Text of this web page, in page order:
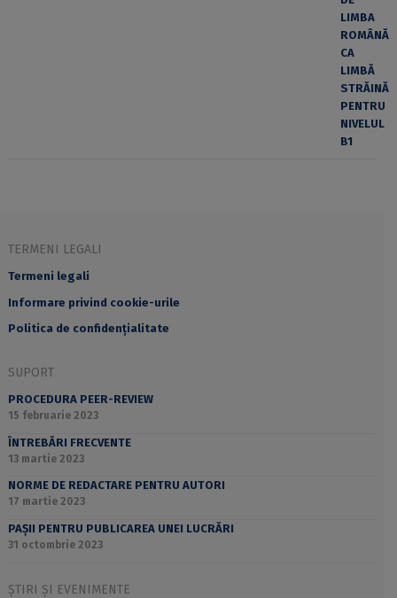
TERMENI LEGALI
Termeni legali
Informare privind cookie-urile
Politica de confidențialitate
SUPORT
PROCEDURA PEER-REVIEW
15 februarie 2023
ÎNTREBĂRI FRECVENTE
13 martie 2023
NORME DE REDACTARE PENTRU AUTORI
17 martie 2023
PAȘII PENTRU PUBLICAREA UNEI LUCRĂRI
31 octombrie 2023
ȘTIRI ȘI EVENIMENTE